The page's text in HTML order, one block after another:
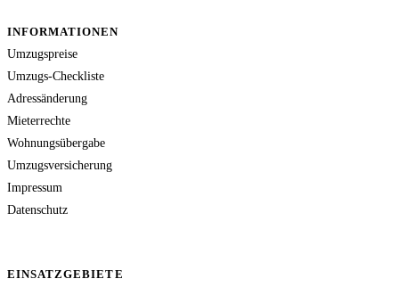
INFORMATIONEN
Umzugspreise
Umzugs-Checkliste
Adressänderung
Mieterrechte
Wohnungsübergabe
Umzugsversicherung
Impressum
Datenschutz
EINSATZGEBIETE